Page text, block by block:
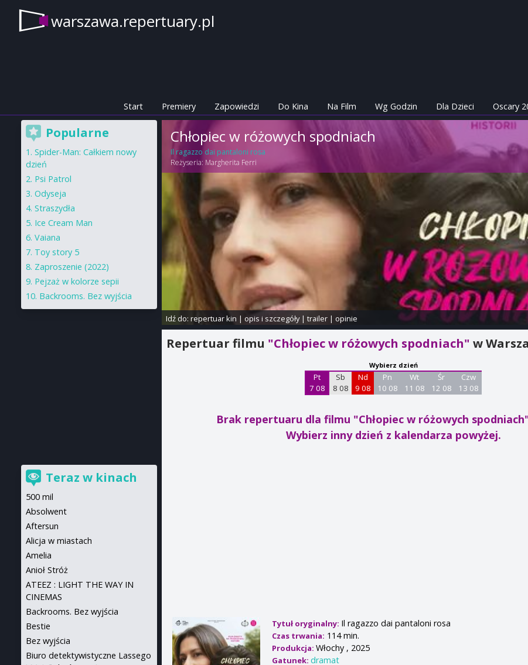
warszawa.repertuary.pl
Start Premiery Zapowiedzi Do Kina Na Film Wg Godzin Dla Dzieci Oscary
Chłopiec w różowych spodniach
Il ragazzo dai pantaloni rosa
Reżyseria: Margherita Ferri
Idź do: repertuar kin | opis i szczegóły| trailer| opinie
Repertuar filmu "Chłopiec w różowych spodniach"w
Wybierz dzień
Pt
7 08
Sb
8 08
Nd
9 08
Pn
10 08
Wt
11 08
Śr
12 08
Czw
13 08
Brak repertuaru dla filmu "Chłopiec w różowych
Wybierz inny dzień z kalendarza powyżej.
Tytuł oryginalny: Il ragazzo dai pantaloni rosa
Czas trwania: 114 min.
Produkcja:Włochy , 2025
Gatunek:dramat
Popularne
Spider-Man: Całkiem nowy
dzień
Psi Patrol
Odyseja
Straszydła
Ice Cream Man
Vaiana
Toy story 5
Zaproszenie (2022)
Pejzaż w kolorze sepii
Backrooms. Bez wyjścia
Teraz w kinach
500 mil
Absolwent
Aftersun
Alicja w miastach
Amelia
Anioł Stróż
ATEEZ : LIGHT THE WAY IN
CINEMAS
Backrooms. Bez wyjścia
Bestie
Bez wyjścia
Biuro detektywistyczne Lassego